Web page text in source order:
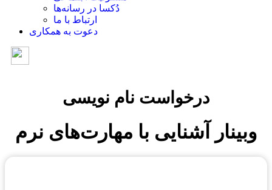
دُکسا در رسانه‌ها
ارتباط با ما
دعوت به همکاری
درخواست نام نویسی
وبینار آشنایی با مهارت‌های نرم